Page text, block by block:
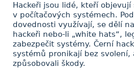
Hackeři jsou lidé, kteří objevují
v počítačových systémech.
dovednosti využívají, se dělí
hackeři nebo-li „white hats“,
zabezpečit systémy. Černí
systémů pronikají bez svolení,
způsobovali škody.